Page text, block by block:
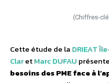
(Chiffres-
Cette étude de la DRIEAT
ClaretMarc DUFAU présente
besoins des PME face à